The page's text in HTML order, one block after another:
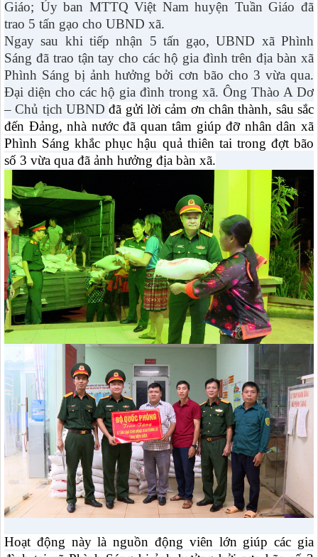
Giáo; Ủy ban MTTQ Việt Nam huyện Tuần Giáo đã
trao 5 tấn gạo cho UBND xã.
Ngay sau khi tiếp nhận 5 tấn gạo, UBND xã Phình
Sáng đã trao tận tay cho các hộ gia đình trên địa bàn xã
Phình Sáng bị ảnh hưởng bởi cơn bão cho 3 vừa qua.
Đại diện cho các hộ gia đình trong xã. Ông Thào A Dơ
– Chủ tịch UBNDđã gửi lời cảm ơn chân thành, sâu sắc
đến Đảng, nhà nước đã quan tâm giúp đỡ nhân dân xã
Phình Sáng khắc phục hậu quả thiên tai trong đợt bão
số 3 vừa qua đã ảnh hưởng địa bàn xã.
Hoạt động này là nguồn động viên lớn giúp các gia